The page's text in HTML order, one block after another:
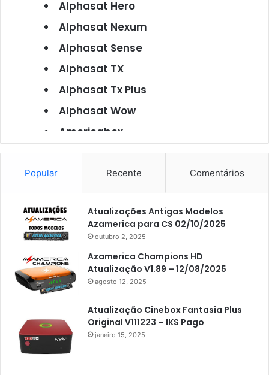
Alphasat Hero
Alphasat Nexum
Alphasat Sense
Alphasat TX
Alphasat Tx Plus
Alphasat Wow
Americabox
Americabox S101
Americabox S105
Americabox S105 Plus
Americabox S205
Americabox S205 Plus
Americabox S305 Plus
Artcom
Athomics
Athomics Eon
Popular Recente Comentários
Atualizações Antigas Modelos
Azamerica para CS 02/10/2025
outubro 2, 2025
Azamerica Champions HD
Atualização V1.89 – 12/08/2025
agosto 12, 2025
Atualização Cinebox Fantasia Plus
Original V111223 – IKS Pago
janeiro 15, 2025